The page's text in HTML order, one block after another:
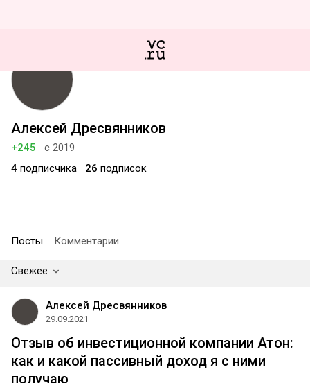
Алексей Дресвянников
+245
с 2019
4 подписчика 26 подписок
Посты Комментарии
Свежее
Алексей Дресвянников
29.09.2021
Отзыв об инвестиционной компании Атон:
как и какой пассивный доход я с ними
получаю